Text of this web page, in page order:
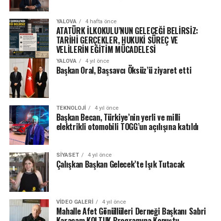
YALOVA 4 hafta önce
ATATÜRK İLKOKULU’NUN GELECEĞİ BELİRSİZ:
TARİHİ GERÇEKLER, HUKUKİ SÜREÇ VE
VELİLERİN EĞİTİM MÜCADELESİ
YALOVA 4 yıl önce
Başkan Oral, Başsavcı Öksüz’ü ziyaret etti
TEKNOLOJI 4 yıl önce
Başkan Becan, Türkiye’nin yerli ve milli
elektrikli otomobili TOGG’un açılışına katıldı
SIYASET 4 yıl önce
Çalışkan Başkan Gelecek’te Işık Tutacak
VIDEO GALERI 4 yıl önce
Mahalle Afet Gönüllüleri Derneği Başkanı Sabri